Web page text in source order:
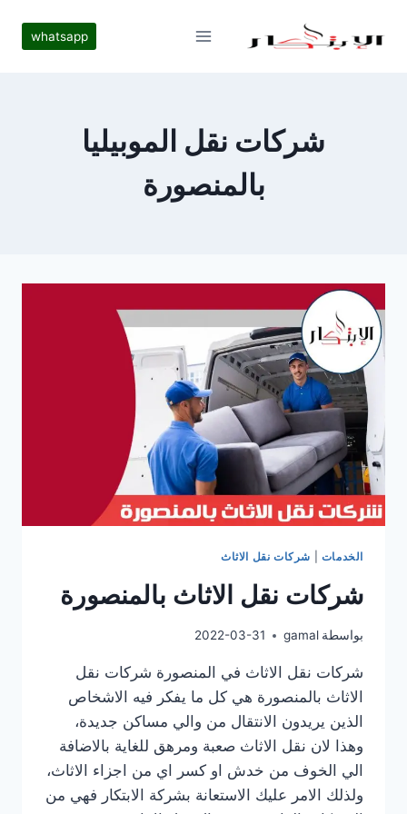
whatsapp
شركات نقل الموبيليا
بالمنصورة
الخدمات شركات نقل الاثاث
شركات نقل الاثاث بالمنصورة
بواسطة gamal
2022-03-31
شركات نقل الاثاث في المنصورة شركات نقل
الاثاث بالمنصورة هي كل ما يفكر فيه الاشخاص
الذين يريدون الانتقال من والي مساكن جديدة،
وهذا لان نقل الاثاث صعبة ومرهق للغاية بالاضافة
الي الخوف من خدش او كسر اي من اجزاء الاثاث،
ولذلك الامر عليك الاستعانة بشركة الابتكار فهي من